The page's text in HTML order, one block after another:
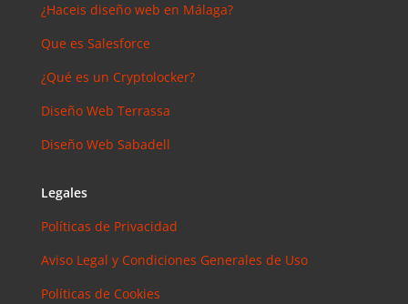
¿Haceis diseño web en Málaga?
Que es Salesforce
¿Qué es un Cryptolocker?
Diseño Web Terrassa
Diseño Web Sabadell
Legales
Políticas de Privacidad
Aviso Legal y Condiciones Generales de Uso
Políticas de Cookies